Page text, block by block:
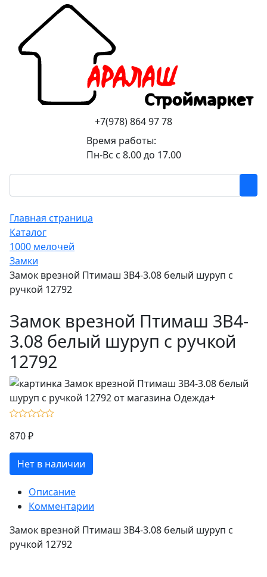
+7(978) 864 97 78
Время работы:
Пн-Вс с 8.00 до 17.00
Главная страница
Каталог
1000 мелочей
Замки
Замок врезной Птимаш 3В4-3.08 белый шуруп с
ручкой 12792
Замок врезной Птимаш 3В4-
3.08 белый шуруп с ручкой
12792
870 ₽
Нет в наличии
Описание
Комментарии
Замок врезной Птимаш 3В4-3.08 белый шуруп с
ручкой 12792